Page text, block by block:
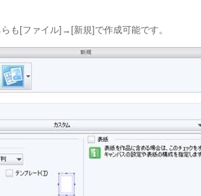
も[ファイル]→[新規]で作成可能です。